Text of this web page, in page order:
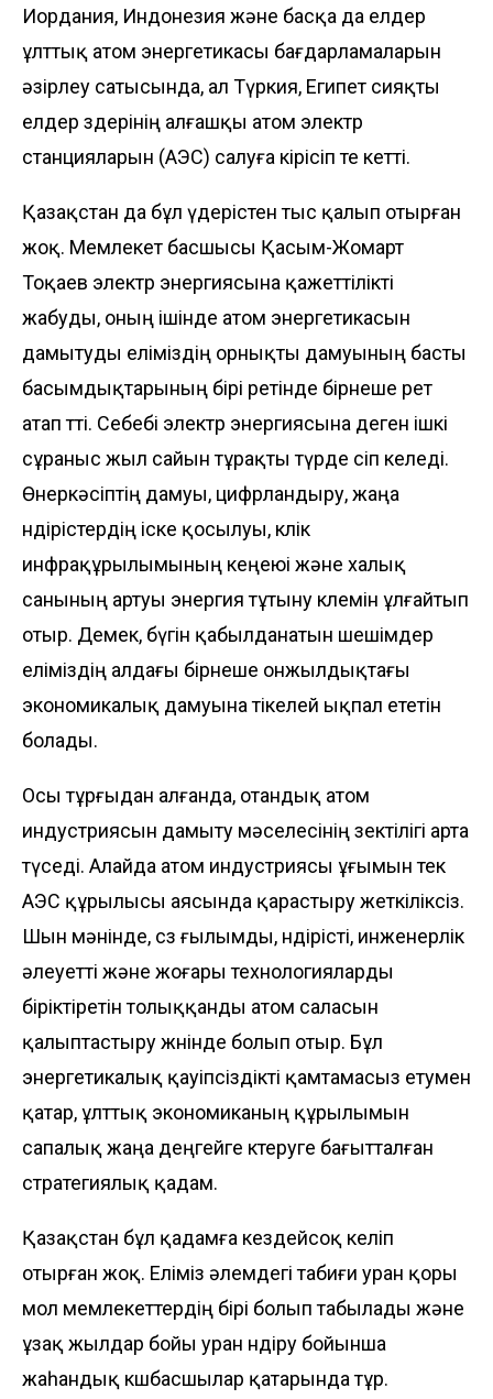
Иордания, Индонезия және басқа да елдер
ұлттық атом энергетикасы бағдарламаларын
әзірлеу сатысында, ал Түркия, Египет сияқты
елдер өздерінің алғашқы атом электр
станцияларын (АЭС) салуға кірісіп те кетті.
Қазақстан да бұл үдерістен тыс қалып отырған
жоқ. Мемлекет басшысы Қасым-Жомарт
Тоқаев электр энергиясына қажеттілікті
жабуды, оның ішінде атом энергетикасын
дамытуды еліміздің орнықты дамуының басты
басымдықтарының бірі ретінде бірнеше рет
атап өтті. Себебі электр энергиясына деген ішкі
сұраныс жыл сайын тұрақты түрде өсіп келеді.
Өнеркәсіптің дамуы, цифрландыру, жаңа
өндірістердің іске қосылуы, көлік
инфрақұрылымының кеңеюі және халық
санының артуы энергия тұтыну көлемін ұлғайтып
отыр. Демек, бүгін қабылданатын шешімдер
еліміздің алдағы бірнеше онжылдықтағы
экономикалық дамуына тікелей ықпал ететін
болады.
Осы тұрғыдан алғанда, отандық атом
индустриясын дамыту мәселесінің өзектілігі арта
түседі. Алайда атом индустриясы ұғымын тек
АЭС құрылысы аясында қарастыру жеткіліксіз.
Шын мәнінде, сөз ғылымды, өндірісті, инженерлік
әлеуетті және жоғары технологияларды
біріктіретін толыққанды атом саласын
қалыптастыру жөнінде болып отыр. Бұл
энергетикалық қауіпсіздікті қамтамасыз етумен
қатар, ұлттық экономиканың құрылымын
сапалық жаңа деңгейге көтеруге бағытталған
стратегиялық қадам.
Қазақстан бұл қадамға кездейсоқ келіп
отырған жоқ. Еліміз әлемдегі табиғи уран қоры
мол мемлекеттердің бірі болып табылады және
ұзақ жылдар бойы уран өндіру бойынша
жаһандық көшбасшылар қатарында тұр.